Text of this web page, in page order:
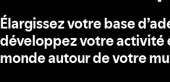
Élargissez votre base
développez votre activité
monde autour de votre